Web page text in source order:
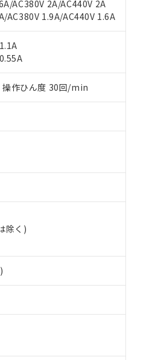
AC380V 2A/AC440V 2A
AC380V 1.9A/AC440V 1.6A
作ひん度 30回/min
除く)
販売ネットワーク
ご利用いただくには、I-Webメンバー
た部品リストについて、当社および当
取引・商談に必要な範囲で利用するこ
ることがあります。
す。
過去に遡って非含有を証明するもの
た。
とから、特段のことがない限り、
あることを示します。
漏えいし、環境に深刻な影響を及ぼ
ださい。
上記1、2および3の内容を当該第三者
キャンセル
様のお取引先、またはお客様担当の
)
していない機種